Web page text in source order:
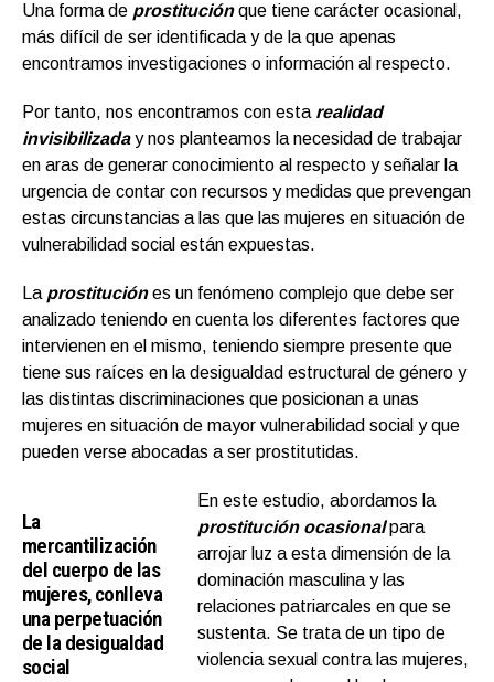
Una forma de prostituciónque tiene carácter ocasional,
más difícil de ser identificada y de la que apenas
encontramos investigaciones o información al respecto.
Por tanto, nos encontramos con esta realidad
invisibilizaday nos planteamos la necesidad de trabajar
en aras de generar conocimiento al respecto y señalar la
urgencia de contar con recursos y medidas que prevengan
estas circunstancias a las que las mujeres en situación de
vulnerabilidad social están expuestas.
La prostituciónes un fenómeno complejo que debe ser
analizado teniendo en cuenta los diferentes factores que
intervienen en el mismo, teniendo siempre presente que
tiene sus raíces en la desigualdad estructural de género y
las distintas discriminaciones que posicionan a unas
mujeres en situación de mayor vulnerabilidad social y que
pueden verse abocadas a ser prostitutidas.
La
mercantilización
del cuerpo de las
mujeres, conlleva
una perpetuación
de la desigualdad
social
En este estudio, abordamos la
prostitución ocasional para
arrojar luz a esta dimensión de la
dominación masculina y las
relaciones patriarcales en que se
sustenta. Se trata de un tipo de
violencia sexual contra las mujeres,